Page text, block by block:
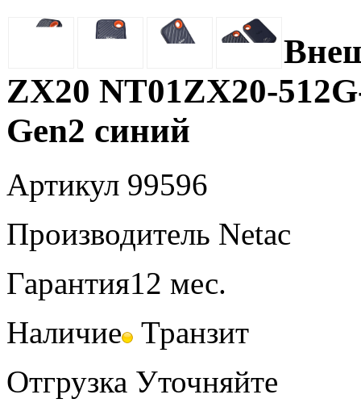
ZX20 NT01ZX20-
Gen2 синий
Артикул 99596
Производитель Netac
Гарантия12 мес.
Наличие Транзит
Отгрузка Уточняйте